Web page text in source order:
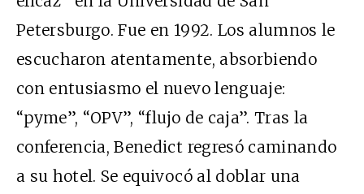
Petersburgo. Fue en 1992. Los alumnos le
escucharon atentamente, absorbiendo
con entusiasmo el nuevo lenguaje:
“pyme”, “OPV”, “flujo de caja”. Tras la
conferencia, Benedict regresó caminando
a su hotel. Se equivocó al doblar una